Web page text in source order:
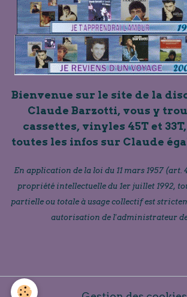
Bienvenue sur le site de la
Claude Barzotti, vous y
cassettes, vinyles 45T et
toutes les infos sur Claude
En application de la loi du 11 mars 1957 (art.
propriété intellectuelle du 1er juillet 1992,
partielle ou totale à usage collectif est
autorisation de l'administrateur de